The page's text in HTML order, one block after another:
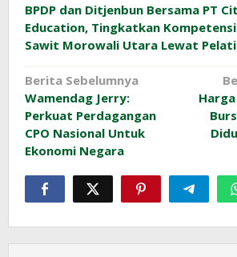
BPDP dan Ditjenbun Bersama PT
Education, Tingkatkan
Sawit Morowali Utara Lewat
Navigasi
pos
Berita Sebelumnya
Wamendag Jerry:
Perkuat Perdagangan
CPO Nasional Untuk
Ekonomi Negara